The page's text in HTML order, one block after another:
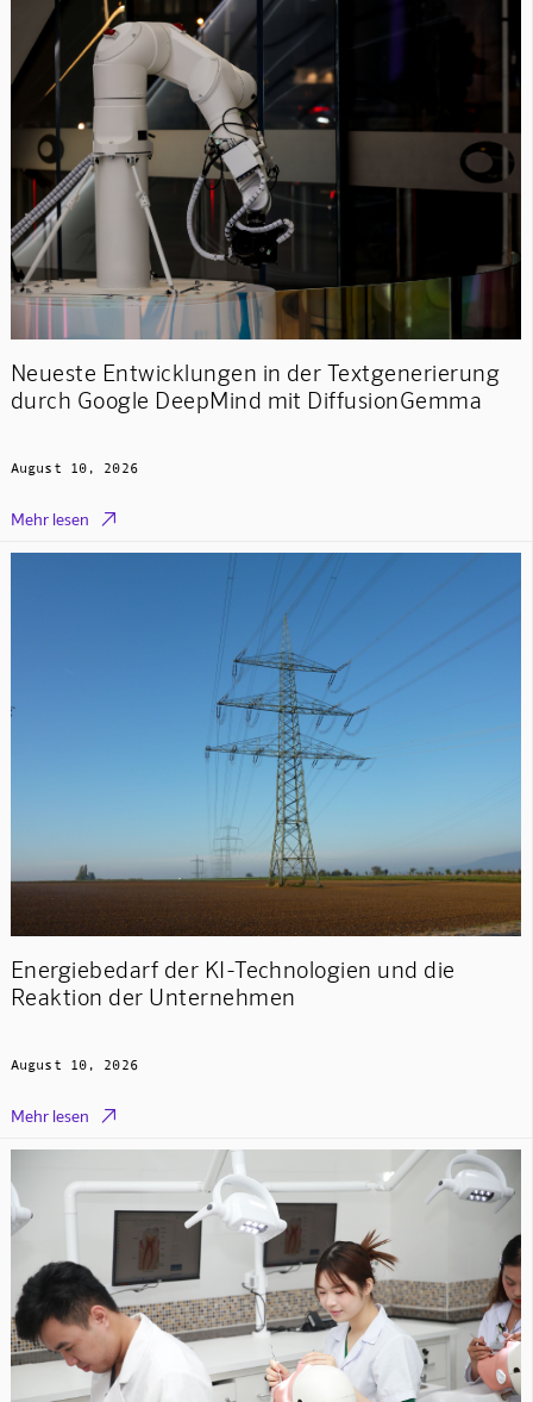
Neueste Entwicklungen in der Textgenerierung
durch Google DeepMind mit DiffusionGemma
August 10, 2026
Mehr lesen 
Energiebedarf der KI-Technologien und die
Reaktion der Unternehmen
August 10, 2026
Mehr lesen 